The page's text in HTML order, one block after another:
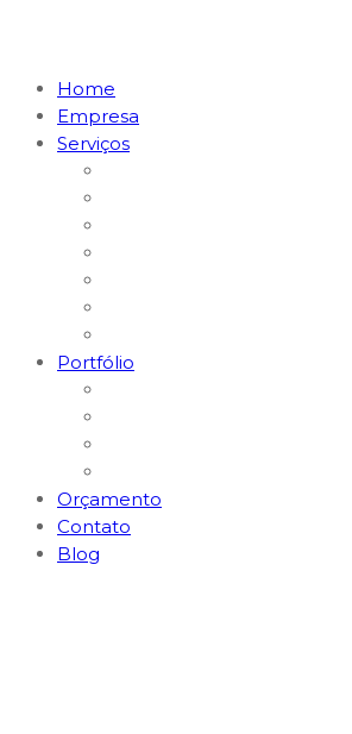
Home
Empresa
Serviços
Portfólio
Orçamento
Contato
Blog